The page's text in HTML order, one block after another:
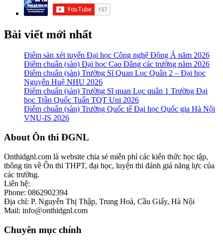
Bài viết mới nhất
Điểm sàn xét tuyển Đại học Công nghệ Đông Á năm 2026
Điểm chuẩn (sàn) Đại học Cao Đẳng các trường năm 2026
Điểm chuẩn (sàn) Trường Sĩ Quan Lục Quân 2 – Đại học
Nguyễn Huệ NHU 2026
Điểm chuẩn (sàn) Trường Sĩ quan Lục quân 1 Trường Đại
học Trần Quốc Tuấn TQT Uni 2026
Điểm chuẩn (sàn) Trường Quốc tế Đại học Quốc gia Hà Nội
VNU-IS 2026
Footer
About Ôn thi ĐGNL
Onthidgnl.com là website chia sẻ miễn phí các kiến thức học tập,
thông tin về Ôn thi THPT, đại học, luyện thi đánh giá năng lực của
các trường.
Liên hệ:
Phone: 0862902394
Địa chỉ: P. Nguyễn Thị Thập, Trung Hoà, Cầu Giấy, Hà Nội
Mail: info@onthidgnl.com
Chuyên mục chính